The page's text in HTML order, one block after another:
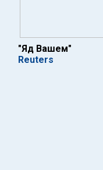
"Яд Вашем"
Reuters